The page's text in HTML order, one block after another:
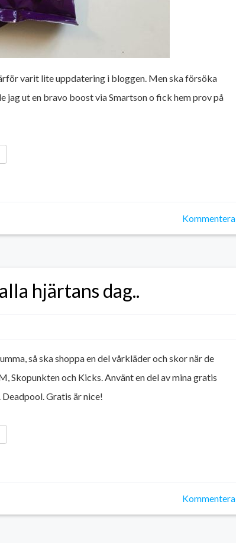
varit lite uppdatering i bloggen. Men ska försöka
jag ut en bravo boost via Smartson o fick hem prov på
Kommentera
hjärtans dag..
så ska shoppa en del vårkläder och skor när de
Skopunkten och Kicks. Använt en del av mina gratis
Gratis är nice!
Kommentera